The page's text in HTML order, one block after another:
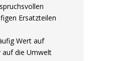
Ersatzteilen
Wert auf
auf die Umwelt